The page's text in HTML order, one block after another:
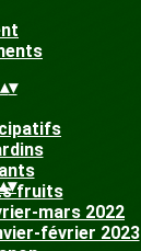
▴▾
fruits
mars 2022
février 2023
▴▾